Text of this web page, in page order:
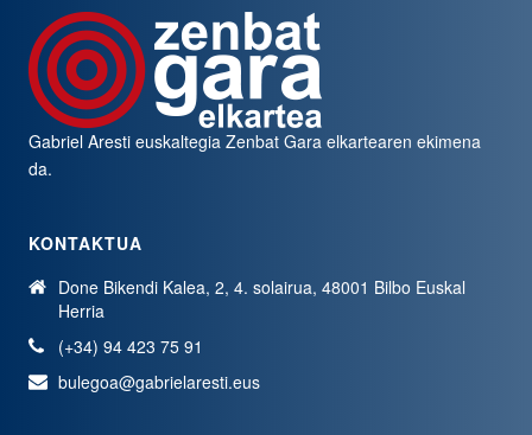
Gabriel Aresti euskaltegiaZenbat Gara elkartearen ekimena
da.
KONTAKTUA
Done Bikendi Kalea, 2, 4. solairua, 48001 Bilbo Euskal
Herria
(+34) 94 423 75 91
bulegoa@gabrielaresti.eus